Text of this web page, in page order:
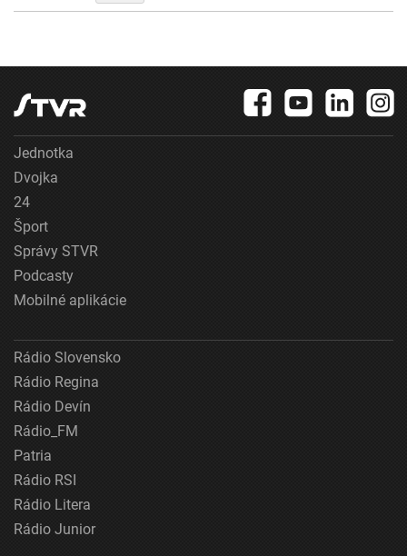
Jednotka
Dvojka
24
Šport
Správy STVR
Podcasty
Mobilné aplikácie
Rádio Slovensko
Rádio Regina
Rádio Devín
Rádio_FM
Patria
Rádio RSI
Rádio Litera
Rádio Junior